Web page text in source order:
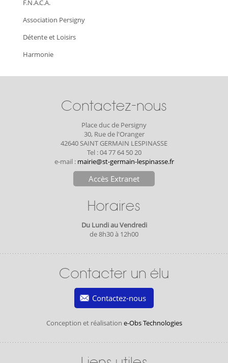
F.N.A.C.A.
Association Persigny
Détente et Loisirs
Harmonie
Contactez-nous
Place duc de Persigny
30, Rue de l'Oranger
42640 SAINT GERMAIN LESPINASSE
Tel : 04 77 64 50 20
e-mail : mairie@st-germain-lespinasse.fr
Accès Extranet
Horaires
Du Lundi au Vendredi
de 8h30 à 12h00
Contacter un élu
Contactez-nous
Conception et réalisation e-Obs Technologies